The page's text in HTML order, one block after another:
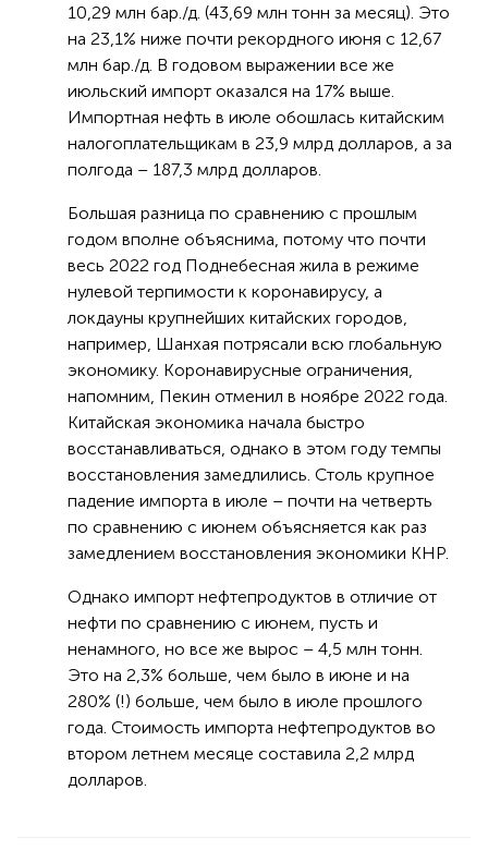
10,29 млн бар./д. (43,69 млн тонн за месяц). Это
на 23,1% ниже почти рекордного июня с 12,67
млн бар./д. В годовом выражении все же
июльский импорт оказался на 17% выше.
Импортная нефть в июле обошлась китайским
налогоплательщикам в 23,9 млрд долларов, а за
полгода – 187,3 млрд долларов.
Большая разница по сравнению с прошлым
годом вполне объяснима, потому что почти
весь 2022 год Поднебесная жила в режиме
нулевой терпимости к коронавирусу, а
локдауны крупнейших китайских городов,
например, Шанхая потрясали всю глобальную
экономику. Коронавирусные ограничения,
напомним, Пекин отменил в ноябре 2022 года.
Китайская экономика начала быстро
восстанавливаться, однако в этом году темпы
восстановления замедлились. Столь крупное
падение импорта в июле – почти на четверть
по сравнению с июнем объясняется как раз
замедлением восстановления экономики КНР.
Однако импорт нефтепродуктов в отличие от
нефти по сравнению с июнем, пусть и
ненамного, но все же вырос – 4,5 млн тонн.
Это на 2,3% больше, чем было в июне и на
280% (!) больше, чем было в июле прошлого
года. Стоимость импорта нефтепродуктов во
втором летнем месяце составила 2,2 млрд
долларов.